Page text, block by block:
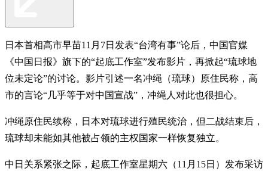
日本首相高市早苗11月7日发表“台湾有事”论后，中国官媒
《中国日报》旗下的“起底工作室”发布影片，再掀起“琉球地
位未定论”的讨论。影片引述一名冲绳（琉球）原住民称，高
市的言论“几乎等于对中国宣战”，冲绳人对此也很担心。
冲绳原住民续称，日本对琉球进行殖民统治，但二战结束后，
琉球却未能如其他被占领的主权国家一样恢复独立。
中日关系紧张之际，起底工作室星期六（11月15日）发布采访